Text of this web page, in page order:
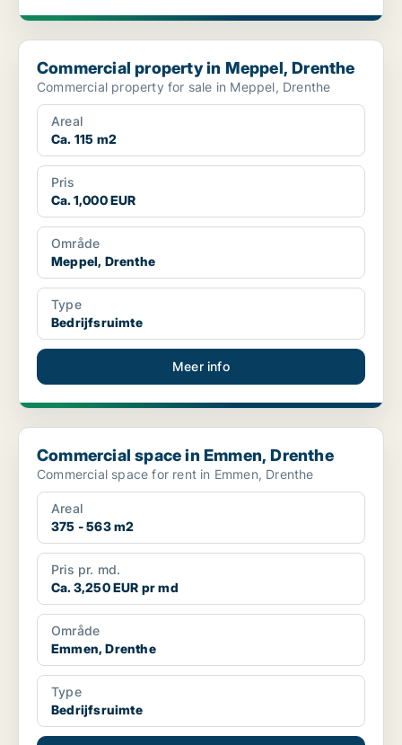
Commercial property in Meppel, Drenthe
Commercial property in Meppel, Drenthe
Commercial property for sale in Meppel, Drenthe
Areal
Ca. 115 m2
Pris
Ca. 1,000 EUR
Område
Meppel, Drenthe
Type
Bedrijfsruimte
Meer info
Commercial space in Emmen, Drenthe
Commercial space in Emmen, Drenthe
Commercial space for rent in Emmen, Drenthe
Areal
375 - 563 m2
Pris pr. md.
Ca. 3,250 EUR pr md
Område
Emmen, Drenthe
Type
Bedrijfsruimte